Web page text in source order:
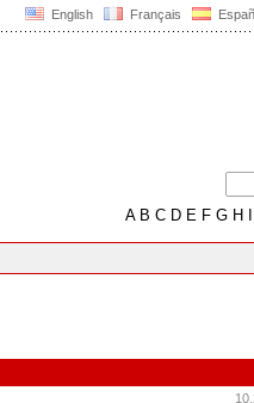
English Français
AB C D E F G H